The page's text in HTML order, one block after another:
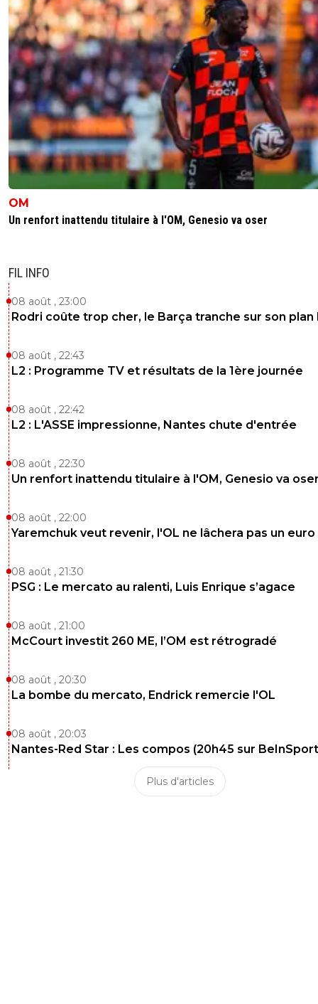
OM
Un renfort inattendu titulaire à l'OM, Genesio va oser
FIL INFO
08 août , 23:00
Rodri coûte trop cher, le Barça tranche sur son plan
08 août , 22:43
L2 : Programme TV et résultats de la 1ère journée
08 août , 22:42
L2 : L'ASSE impressionne, Nantes chute d'entrée
08 août , 22:30
Un renfort inattendu titulaire à l'OM, Genesio va
08 août , 22:00
Yaremchuk veut revenir, l'OL ne lâchera pas un euro
08 août , 21:30
PSG : Le mercato au ralenti, Luis Enrique s’agace
08 août , 21:00
McCourt investit 260 ME, l’OM est rétrogradé
08 août , 20:30
La bombe du mercato, Endrick remercie l'OL
08 août , 20:03
Nantes-Red Star : Les compos (20h45 sur
Plus d'articles